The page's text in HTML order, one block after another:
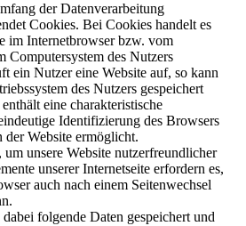
der Datenverarbeitung
Cookies. Bei Cookies handelt es
im Internetbrowser bzw. vom
Computersystem des Nutzers
ein Nutzer eine Website auf, so kann
des Nutzers gespeichert
eine charakteristische
Identifizierung des Browsers
Website ermöglicht.
unsere Website nutzerfreundlicher
unserer Internetseite erfordern es,
auch nach einem Seitenwechsel
folgende Daten gespeichert und